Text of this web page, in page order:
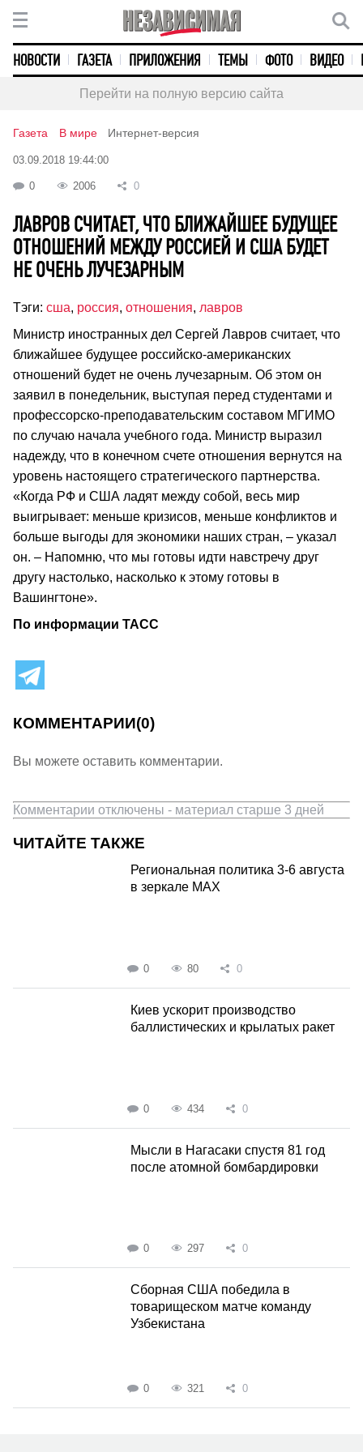
НОВОСТИ ГАЗЕТА ПРИЛОЖЕНИЯ ТЕМЫ ФОТО ВИДЕО
Перейти на полную версию сайта
Газета В мире Интернет-версия
03.09.2018 19:44:00
0 2006 0
ЛАВРОВ СЧИТАЕТ, ЧТО БЛИЖАЙШЕЕ БУДУЩЕЕ
ОТНОШЕНИЙ МЕЖДУ РОССИЕЙ И США БУДЕТ
НЕ ОЧЕНЬ ЛУЧЕЗАРНЫМ
Тэги: сша, россия, отношения, лавров
Министр иностранных дел Сергей Лавров считает, что
ближайшее будущее российско-американских
отношений будет не очень лучезарным. Об этом он
заявил в понедельник, выступая перед студентами и
профессорско-преподавательским составом МГИМО
по случаю начала учебного года. Министр выразил
надежду, что в конечном счете отношения вернутся на
уровень настоящего стратегического партнерства.
«Когда РФ и США ладят между собой, весь мир
выигрывает: меньше кризисов, меньше конфликтов и
больше выгоды для экономики наших стран, – указал
он. – Напомню, что мы готовы идти навстречу друг
другу настолько, насколько к этому готовы в
Вашингтоне».
По информации ТАСС
КОММЕНТАРИИ(0)
Вы можете оставить комментарии.
Комментарии отключены - материал старше 3 дней
ЧИТАЙТЕ ТАКЖЕ
Региональная политика 3-6 августа
в зеркале MAX
0 80 0
Киев ускорит производство
баллистических и крылатых ракет
0 434 0
Мысли в Нагасаки спустя 81 год
после атомной бомбардировки
0 297 0
Сборная США победила в
товарищеском матче команду
Узбекистана
0 321 0